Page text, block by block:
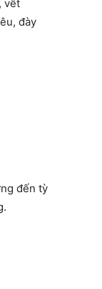
vết
đày
đến tỳ